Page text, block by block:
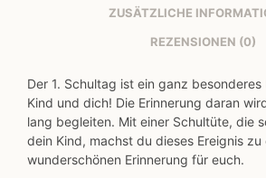
ZUSÄTZLICHE
REZENSIONEN (0)
Der 1. Schultag ist ein ganz besonderes
Kind und dich! Die Erinnerung daran
lang begleiten. Mit einer Schultüte, die
dein Kind, machst du dieses Ereignis zu
wunderschönen Erinnerung für euch.